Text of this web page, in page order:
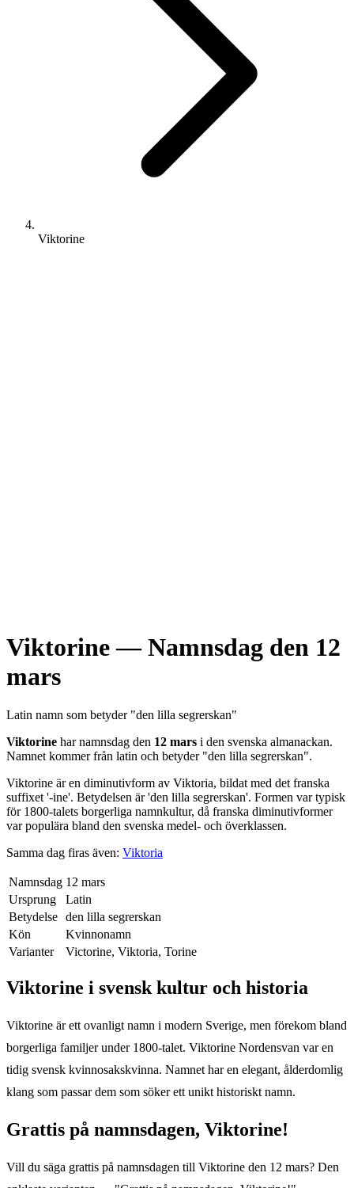
Viktorine
Viktorine— Namnsdag den 12
mars
Latin namn som betyder "den lilla segrerskan"
Viktorine har namnsdag den 12 mars i den svenska almanackan.
Namnet kommer från latin och betyder "den lilla segrerskan".
Viktorine är en diminutivform av Viktoria, bildat med det franska
suffixet '-ine'. Betydelsen är 'den lilla segrerskan'. Formen var typisk
för 1800-talets borgerliga namnkultur, då franska diminutivformer
var populära bland den svenska medel- och överklassen.
Samma dag firas även: Viktoria
Namnsdag 12 mars
Ursprung
Latin
Betydelse den lilla segrerskan
Kön
Kvinnonamn
Varianter
Victorine, Viktoria, Torine
Viktorine i svensk kultur och historia
Viktorine är ett ovanligt namn i modern Sverige, men förekom bland
borgerliga familjer under 1800-talet. Viktorine Nordensvan var en
tidig svensk kvinnosakskvinna. Namnet har en elegant, ålderdomlig
klang som passar dem som söker ett unikt historiskt namn.
Grattis på namnsdagen, Viktorine!
Vill du säga grattis på namnsdagen till Viktorine den 12 mars? Den